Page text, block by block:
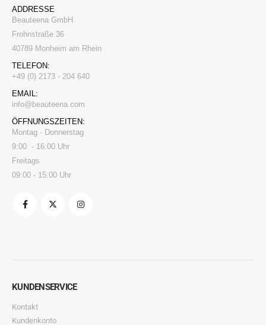
ADDRESSE
Beauteena GmbH
Frohnstraße 36
40789 Monheim am Rhein
TELEFON:
+49 (0) 2173 - 204 640
EMAIL:
info@beauteena.com
ÖFFNUNGSZEITEN:
Montag - Donnerstag
9:00 - 16:00 Uhr
Freitags
09:00 - 15:00 Uhr
KUNDENSERVICE
Kontakt
Kundenkonto